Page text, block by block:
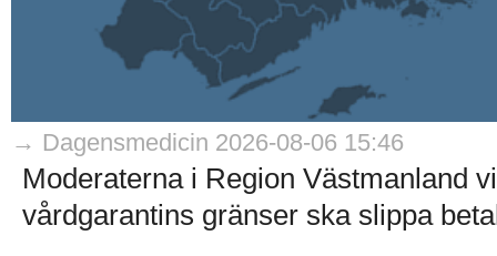
→ Dagensmedicin 2026-08-06 15:46
Moderaterna i Region Västmanland
vårdgarantins gränser ska slippa